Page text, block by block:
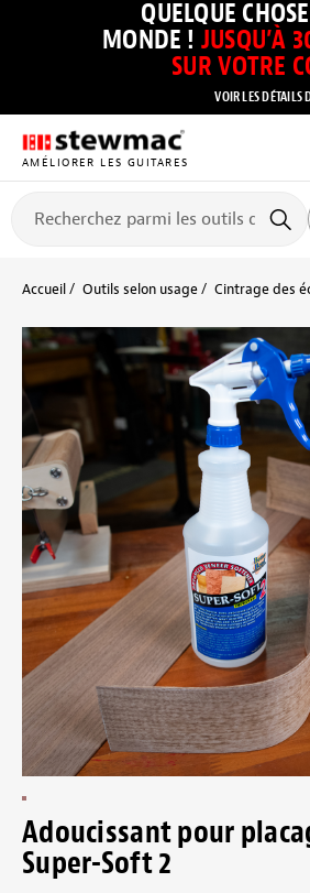
QUELQUE
MONDE ! JUSQU’À
SUR VOTRE
VOIR LES DÉTAILS
AMÉLIORER LES GUITARES
Accueil Outils selon usage Cintrage des
Adoucissant pour
Super-Soft 2